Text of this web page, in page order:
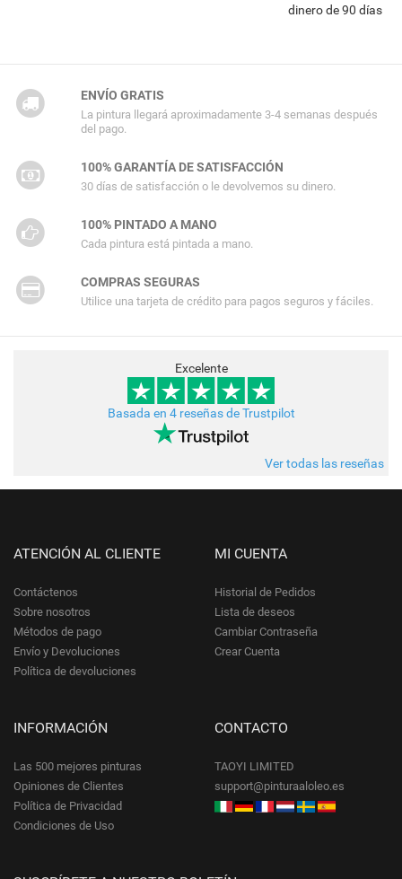
dinero de 90 días
ENVÍO GRATIS
La pintura llegará aproximadamente 3-4 semanas después
del pago.
100% GARANTÍA DE SATISFACCIÓN
30 días de satisfacción o le devolvemos su dinero.
100% PINTADO A MANO
Cada pintura está pintada a mano.
COMPRAS SEGURAS
Utilice una tarjeta de crédito para pagos seguros y fáciles.
Excelente
Basada en 4 reseñas de Trustpilot
Ver todas las reseñas
ATENCIÓN AL CLIENTE
Contáctenos
Sobre nosotros
Métodos de pago
Envío y Devoluciones
Política de devoluciones
MI CUENTA
Historial de Pedidos
Lista de deseos
Cambiar Contraseña
Crear Cuenta
INFORMACIÓN
Las 500 mejores pinturas
Opiniones de Clientes
Política de Privacidad
Condiciones de Uso
CONTACTO
TAOYI LIMITED
support@pinturaaloleo.es